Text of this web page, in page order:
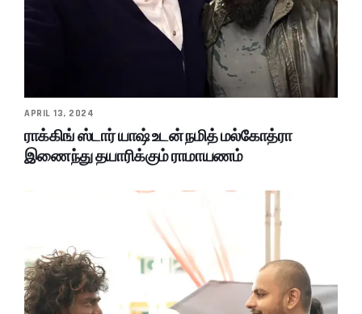
APRIL 13, 2024
ராக்கிங் ஸ்டார் யாஷ் உடன் நமித் மல்கோத்ரா
இணைந்து தயாரிக்கும் ராமாயணம்